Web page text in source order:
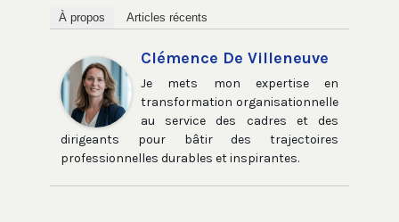
À propos Articles récents
Clémence De Villeneuve
Je mets mon expertise en
transformation organisationnelle
au service des cadres et des
dirigeants pour bâtir des trajectoires
professionnelles durables et inspirantes.